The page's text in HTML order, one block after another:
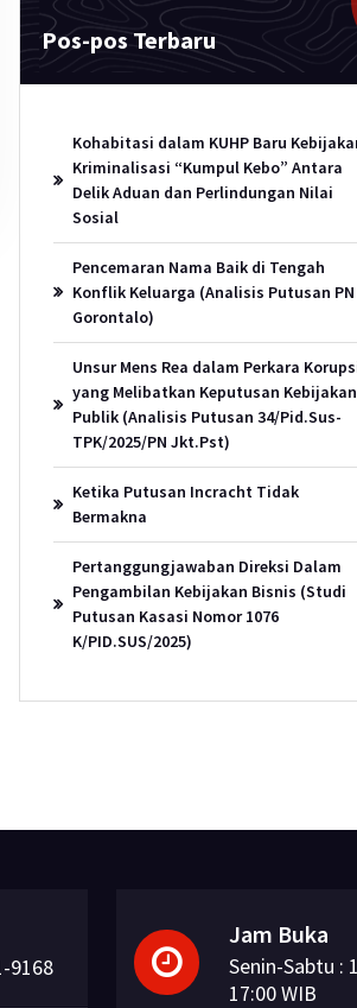
Pos-pos Terbaru
Kohabitasi dalam KUHP Baru
Kriminalisasi “Kumpul Kebo” Antara
Delik Aduan dan Perlindungan Nilai
Sosial
Pencemaran Nama Baik di Tengah
Konflik Keluarga (Analisis Putusan PN
Gorontalo)
Unsur Mens Rea dalam Perkara
yang Melibatkan Keputusan Kebijakan
Publik (Analisis Putusan 34/Pid.Sus-
TPK/2025/PN Jkt.Pst)
Ketika Putusan Incracht Tidak
Bermakna
Pertanggungjawaban Direksi Dalam
Pengambilan Kebijakan Bisnis (Studi
Putusan Kasasi Nomor 1076
K/PID.SUS/2025)
9168
Jam Buka
Senin-Sabtu :
17:00 WIB